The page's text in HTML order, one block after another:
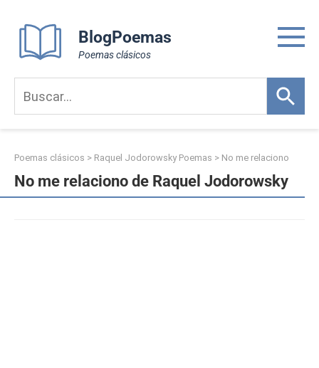
content
BlogPoemas
Poemas clásicos
Poemas clásicos > Raquel Jodorowsky Poemas > No me relaciono
No me relaciono de Raquel Jodorowsky